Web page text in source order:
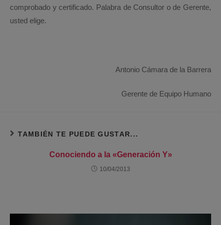
comprobado y certificado. Palabra de Consultor o de Gerente,
usted elige.
Antonio Cámara de la Barrera
Gerente de Equipo Humano
TAMBIÉN TE PUEDE GUSTAR...
Conociendo a la «Generación Y»
10/04/2013